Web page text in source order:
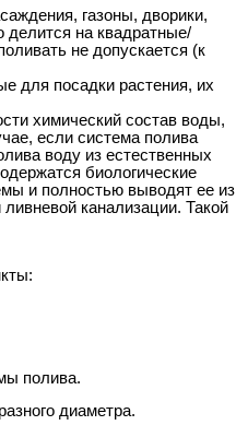
газоны, дворики,
делится на квадратные/
не допускается (к
для посадки растения, их
химический состав воды,
если система полива
воду из естественных
биологические
и полностью выводят ее из
канализации. Такой
полива.
диаметра.